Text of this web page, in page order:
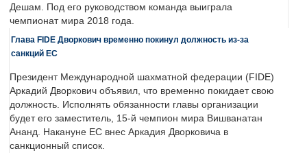
Дешам. Под его руководством команда выиграла
чемпионат мира 2018 года.
Глава FIDE Дворкович временно покинул должность из-за
санкций ЕС
Президент Международной шахматной федерации (FIDE)
Аркадий Дворкович объявил, что временно покидает свою
должность. Исполнять обязанности главы организации
будет его заместитель, 15-й чемпион мира Вишванатан
Ананд. Накануне ЕС внес Аркадия Дворковича в
санкционный список.